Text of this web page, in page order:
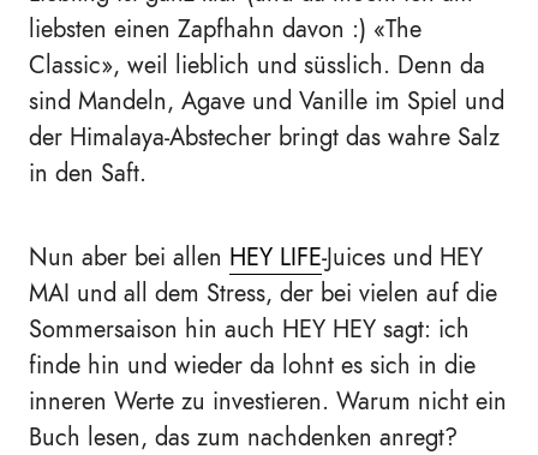
liebsten einen Zapfhahn davon :) «The
Classic», weil lieblich und süsslich. Denn da
sind Mandeln, Agave und Vanille im Spiel und
der Himalaya-Abstecher bringt das wahre Salz
in den Saft.
Nun aber bei allen HEY LIFE-Juices und HEY
MAI und all dem Stress, der bei vielen auf die
Sommersaison hin auch HEY HEY sagt: ich
finde hin und wieder da lohnt es sich in die
inneren Werte zu investieren. Warum nicht ein
Buch lesen, das zum nachdenken anregt?